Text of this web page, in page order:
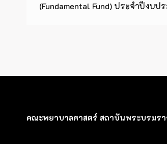
(Fundamental Fund) ประจำปีงบ
คณะพยาบาลศาสตร์ สถาบันพระบรมร